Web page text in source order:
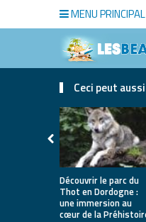
MENU PRINCIPAL
Ceci peut
Découvrir le parc du
Thot en Dordogne :
une immersion au
cœur de la